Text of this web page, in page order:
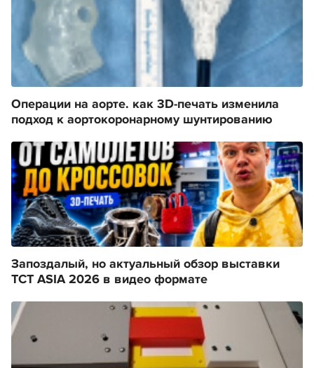
Операции на аорте. как 3D-печать изменила
подход к аортокоронарному шунтированию
Запоздалый, но актуальный обзор выставки
TCT ASIA 2026 в видео формате